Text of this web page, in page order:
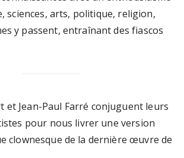
sciences, arts, politique, religion,
y passent, entraînant des fiascos
et Jean-Paul Farré conjuguent leurs
pour nous livrer une version
clownesque de la dernière œuvre de